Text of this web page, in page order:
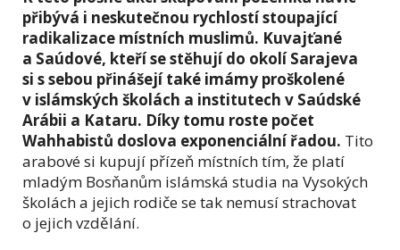
přibývá i neskutečnou rychlostí stoupající
radikalizace místních muslimů. Kuvajťané
a Saúdové, kteří se stěhují do okolí Sarajeva
si s sebou přinášejí také imámy proškolené
v islámských školách a institutech v Saúdské
Arábii a Kataru. Díky tomu roste počet
Wahhabistů doslova exponenciální řadou. Tito
arabové si kupují přízeň místních tím, že platí
mladým Bosňanům islámská studia na Vysokých
školách a jejich rodiče se tak nemusí strachovat
o jejich vzdělání.